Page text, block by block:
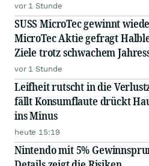
vor 1 Stunde
SUSS MicroTec gewinnt
MicroTec Aktie gefragt
Ziele trotz schwachem
vor 1 Stunde
Leifheit rutscht in die
fällt Konsumflaute drückt
ins Minus
heute 15:19
Nintendo mit 5%